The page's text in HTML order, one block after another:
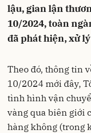
lậu, gian lận
10/2024, toàn
đã phát hiện, xử
Theo đó, thông tin
10/2024 mới đây,
tình hình vận
vàng qua biên giới
hàng không (trong